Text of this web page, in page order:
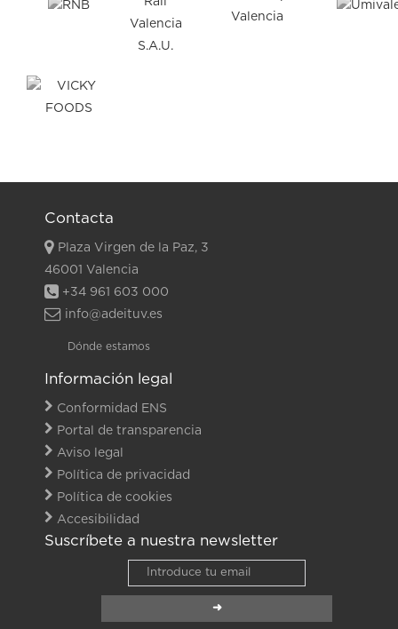
Contacta
Plaza Virgen de la Paz, 3
46001 Valencia
+34 961 603 000
info@adeituv.es
Dónde estamos
Información legal
Conformidad ENS
Portal de transparencia
Aviso legal
Política de privacidad
Política de cookies
Accesibilidad
Suscríbete a nuestra newsletter